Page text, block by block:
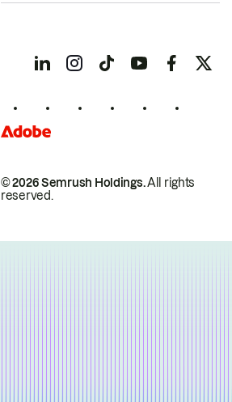
© 2026 Semrush Holdings.All rights
reserved.